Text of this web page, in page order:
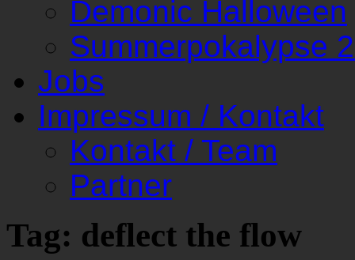
Demonic Halloween
Summerpokalypse
Jobs
Impressum / Kontakt
Kontakt / Team
Partner
Tag: deflect the flow